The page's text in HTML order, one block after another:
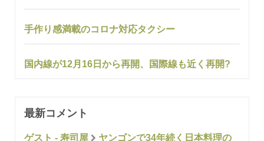
手作り感満載のコロナ対応タクシー
国内線が12月16日から再開、国際線も近く再開?
最新コメント
ゲスト - 寿司屋 ヤンゴンで34年続く日本料理の